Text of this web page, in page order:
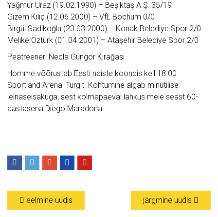
Yağmur Uraz (19.02.1990) – Beşiktaş A.Ş. 35/19
Gizem Kiliç (12.06.2000) – VfL Bochum 0/0
Birgül Sadikoğlu (23.03.2000) – Konak Belediye Spor 2/0
Melike Öztürk (01.04.2001) – Ataşehir Belediye Spor 2/0
Peatreener: Necla Güngör Kırağası
Homme võõrustab Eesti naiste koondis kell 18.00
Sportland Arenal Türgit. Kohtumine algab minutilise
leinaseisakuga, sest kolmapäeval lahkus meie seast 60-
aastasena Diego Maradona
eelmine uudis järgmine uudis